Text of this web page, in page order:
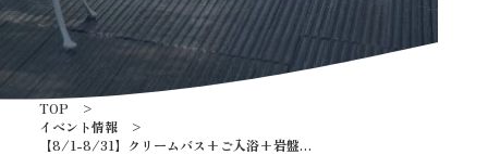
TOP
イベント情報
【8/1-8/31】クリームバス+ご入浴+岩盤